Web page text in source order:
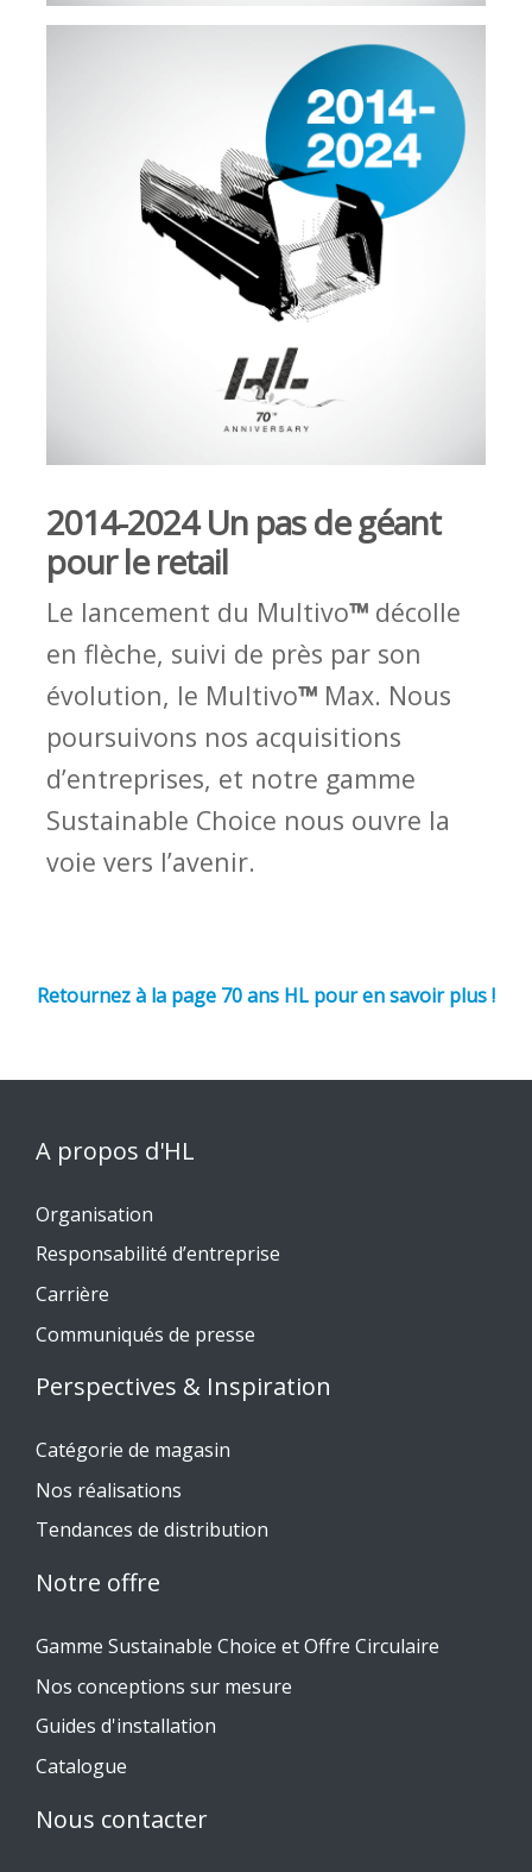
2014-2024 Un pas de géant
pour le retail
Le lancement du Multivo™ décolle
en flèche, suivi de près par son
évolution, le Multivo™ Max. Nous
poursuivons nos acquisitions
d’entreprises, et notre gamme
Sustainable Choice nous ouvre la
voie vers l’avenir.
Retournez à la page 70 ans HL pour en savoir plus !
A propos d'HL
Organisation
Responsabilité d’entreprise
Carrière
Communiqués de presse
Perspectives & Inspiration
Catégorie de magasin
Nos réalisations
Tendances de distribution
Notre offre
Gamme Sustainable Choice et Offre Circulaire
Nos conceptions sur mesure
Guides d'installation
Catalogue
Nous contacter